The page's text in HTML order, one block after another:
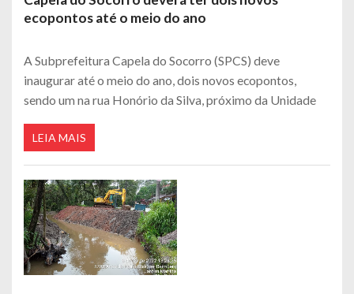
ecopontos até o meio do ano
A Subprefeitura Capela do Socorro (SPCS) deve
inaugurar até o meio do ano, dois novos ecopontos,
sendo um na rua Honório da Silva, próximo da Unidade
LEIA MAIS